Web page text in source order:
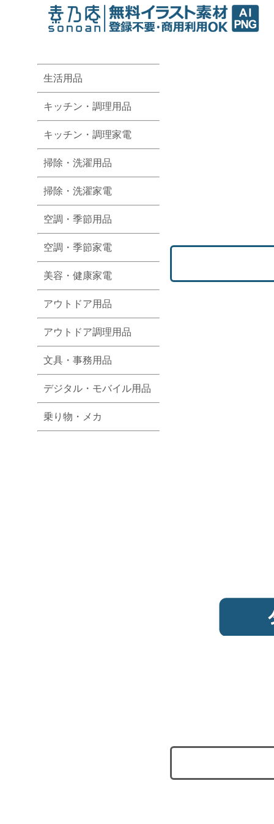
生活用品
キッチン・調理用品
キッチン・調理家電
掃除・洗濯用品
掃除・洗濯家電
空調・季節用品
空調・季節家電
美容・健康家電
アウトドア用品
アウトドア調理用品
文具・事務用品
デジタル・モバイル用品
乗り物・メカ